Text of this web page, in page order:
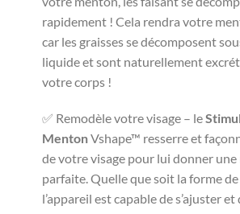
rapidement ! Cela rendra votre
car les graisses se décomposent
liquide et sont naturellement
votre corps !
✅ Remodèle votre visage – le
MentonVshape™ resserre et
de votre visage pour lui donner une
parfaite. Quelle que soit la forme
l’appareil est capable de s’ajuster